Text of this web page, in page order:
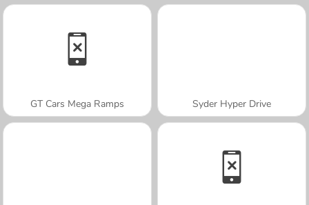
GT Cars Mega Ramps Syder Hyper Drive